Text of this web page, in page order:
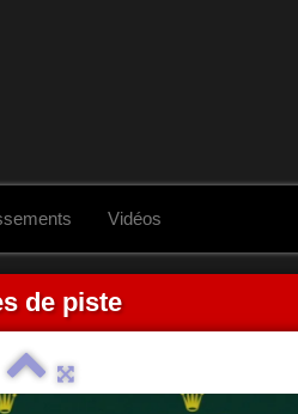
Vidéos
de piste